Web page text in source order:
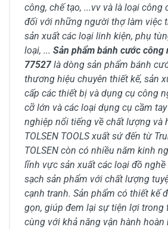
công, chế tạo, ...vv và là loại công
đối với những người thợ làm việc
sản xuất các loại linh kiện, phụ
loại, ... Sản phẩm bánh cước công
77527là dòng sản phẩm bánh
thương hiệu chuyên thiết kế, sản
cấp các thiết bị và dụng cụ công
cỡ lớn và các loại dụng cụ cầm
nghiệp nổi tiếng về chất lượng và
TOLSEN TOOLS xuất sứ đến từ
TOLSEN còn có nhiều năm kinh
lĩnh vực sản xuất các loại đồ
sạch sản phẩm với chất lượng
cạnh tranh. Sản phẩm có thiết kế
gọn, giúp đem lại sự tiện lợi trong
cùng với khả năng vận hành hoàn